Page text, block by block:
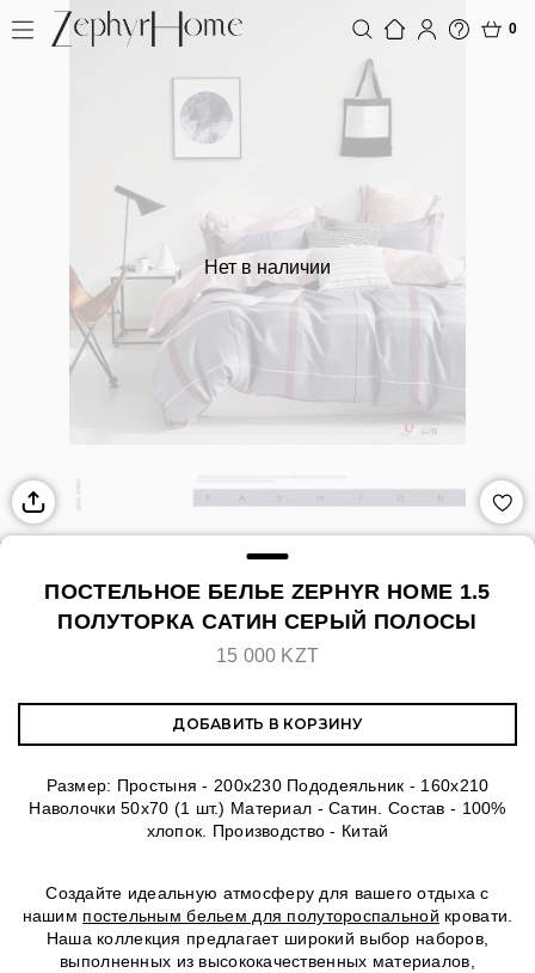
0
Нет в наличии
ПОСТЕЛЬНОЕ БЕЛЬЕ ZEPHYR HOME 1.5
ПОЛУТОРКА САТИН СЕРЫЙ ПОЛОСЫ
15 000 KZT
ДОБАВИТЬ В КОРЗИНУ
Размер: Простыня - 200x230 Пододеяльник - 160х210
Наволочки 50х70 (1 шт.) Материал - Сатин. Состав - 100%
хлопок. Производство - Китай
Создайте идеальную атмосферу для вашего отдыха с
нашим постельным бельем для полутороспальной кровати.
Наша коллекция предлагает широкий выбор наборов,
выполненных из высококачественных материалов,